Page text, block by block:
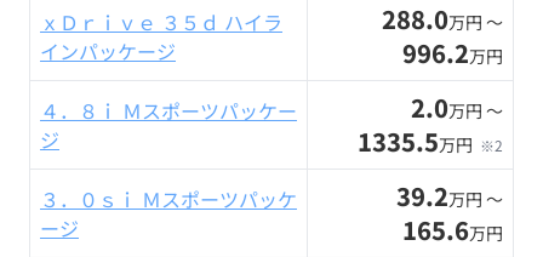
ｘＤｒｉｖｅ ３５ｄ ハイラ
インパッケージ
288.0万円 〜
996.2万円
４．８ｉ Ｍスポーツパッケー
ジ
2.0万円 〜
1335.5万円 ※2
３．０ｓｉ Ｍスポーツパッケ
ージ
39.2万円 〜
165.6万円